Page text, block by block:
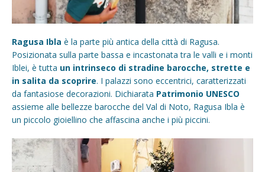
Ragusa Ibla è la parte più antica della città di Ragusa.
Posizionata sulla parte bassa e incastonata tra le valli e i monti
Iblei, è tutta un intrinseco di stradine barocche, strette e
in salita da scoprire. I palazzi sono eccentrici, caratterizzati
da fantasiose decorazioni. Dichiarata Patrimonio UNESCO
assieme alle bellezze barocche del Val di Noto, Ragusa Ibla è
un piccolo gioiellino che affascina anche i più piccini.